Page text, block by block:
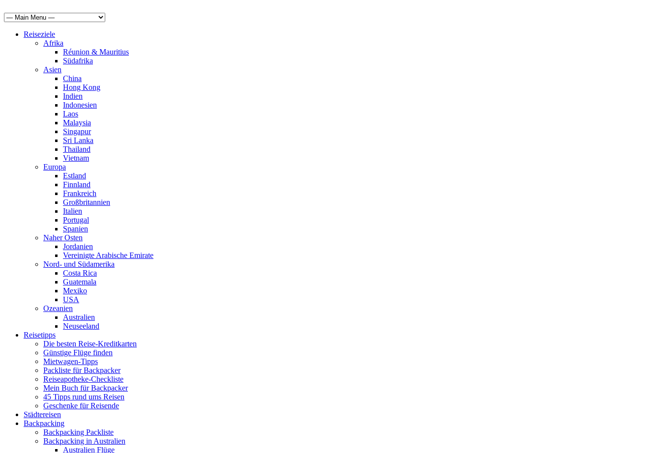
Reiseziele
Afrika
Réunion & Mauritius
Südafrika
Asien
China
Hong Kong
Indien
Indonesien
Laos
Malaysia
Singapur
Sri Lanka
Thailand
Vietnam
Europa
Estland
Finnland
Frankreich
Großbritannien
Italien
Portugal
Spanien
Naher Osten
Jordanien
Vereinigte Arabische Emirate
Nord- und Südamerika
Costa Rica
Guatemala
Mexiko
USA
Ozeanien
Australien
Neuseeland
Reisetipps
Die besten Reise-Kreditkarten
Günstige Flüge finden
Mietwagen-Tipps
Packliste für Backpacker
Reiseapotheke-Checkliste
Mein Buch für Backpacker
45 Tipps rund ums Reisen
Geschenke für Reisende
Städtereisen
Backpacking
Backpacking Packliste
Backpacking in Australien
Australien Flüge